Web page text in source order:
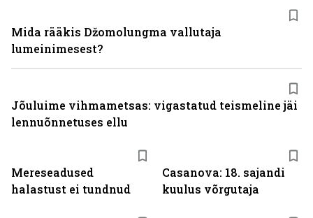
Mereseadused
halastust ei tundnud
Casanova: 18. sajandi
kuulus võrgutaja
Mida rääkis Džomolungma vallutaja
lumeinimesest?
Jõuluime vihmametsas: vigastatud teismeline jäi
lennuõnnetuses ellu